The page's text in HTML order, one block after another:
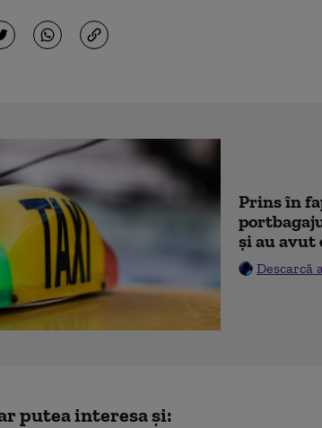
Prins în
și au avut
Descarcă
putea interesa și: